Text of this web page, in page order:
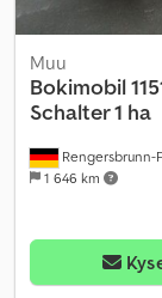
Rengersbrunn-
1 646 km
Muu
Bokimobil
Schalter 1 ha